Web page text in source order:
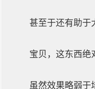
甚至于还有助于大
宝贝，这东西绝对
虽然效果略弱于培